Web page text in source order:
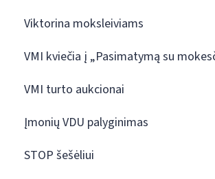
Viktorina moksleiviams
VMI kviečia į „Pasimatymą su
VMI turto aukcionai
Įmonių VDU palyginimas
STOP šešėliui